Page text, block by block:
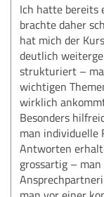
Ich hatte bereits
brachte daher
hat mich der
deutlich
strukturiert –
wichtigen
wirklich
Besonders
man individuelle
Antworten
grossartig –